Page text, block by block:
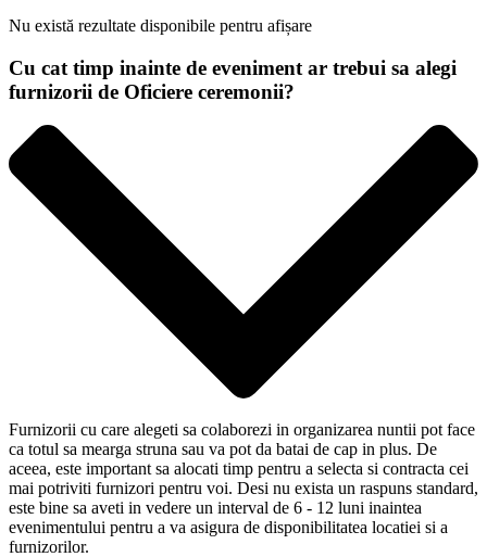
Nu există rezultate disponibile pentru afișare
Cu cat timp inainte de eveniment ar trebui sa alegi
furnizorii de Oficiere ceremonii?
Furnizorii cu care alegeti sa colaborezi in organizarea nuntii pot face
ca totul sa mearga struna sau va pot da batai de cap in plus. De
aceea, este important sa alocati timp pentru a selecta si contracta cei
mai potriviti furnizori pentru voi. Desi nu exista un raspuns standard,
este bine sa aveti in vedere un interval de 6 - 12 luni inaintea
evenimentului pentru a va asigura de disponibilitatea locatiei si a
furnizorilor.